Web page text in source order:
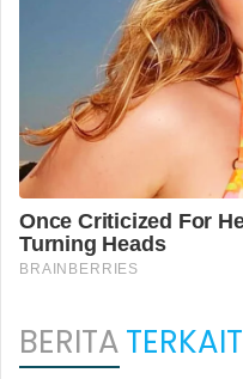
BERITATERKAIT